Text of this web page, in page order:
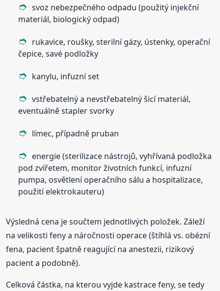
svoz nebezpečného odpadu (použitý injekční
materiál, biologický odpad)
rukavice, roušky, sterilní gázy, ústenky, operační
čepice, savé podložky
kanylu, infuzní set
vstřebatelný a nevstřebatelný šicí materiál,
eventuálně stapler svorky
límec, případně pruban
energie (sterilizace nástrojů, vyhřívaná podložka
pod zvířetem, monitor životních funkcí, infuzní
pumpa, osvětlení operačního sálu a hospitalizace,
použití elektrokauteru)
Výsledná cena je součtem jednotlivých položek. Záleží
na velikosti feny a náročnosti operace (štíhlá vs. obézní
fena, pacient špatně reagující na anestezii, rizikový
pacient a podobně).
Celková částka, na kterou vyjde kastrace feny, se tedy